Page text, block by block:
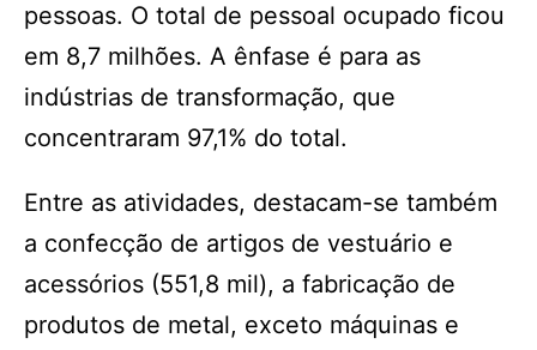
pessoas. O total de pessoal ocupado ficou
em 8,7 milhões. A ênfase é para as
indústrias de transformação, que
concentraram 97,1% do total.
Entre as atividades, destacam-se também
a confecção de artigos de vestuário e
acessórios (551,8 mil), a fabricação de
produtos de metal, exceto máquinas e